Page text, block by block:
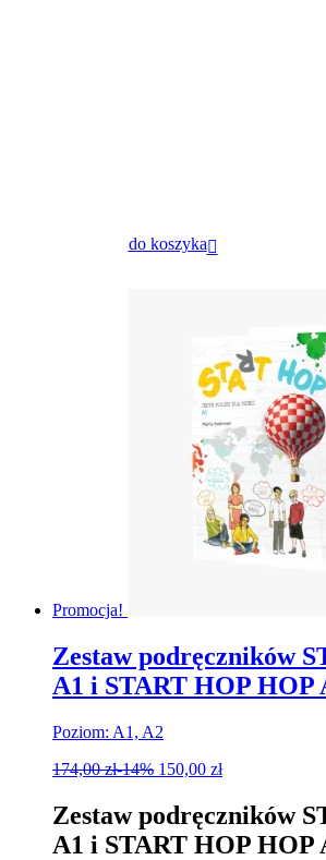
do koszyka
Promocja!
Zestaw podręczników
A1 i START HOP HOP
Poziom: A1, A2
174,00zł-14% 150,00 zł
Zestaw podręczników
A1 i START HOP HOP